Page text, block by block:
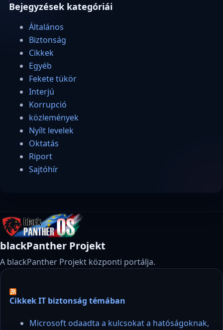
Bejegyzések kategóriái
Általános
Biztonság
Cikkek
Egyéb
Fekete tükör
Interjú
Korrupció
közlemények
Nyílt levelek
Oktatás
Riport
Sajtóhír
blackPanther Projekt
A blackPanther Projekt központi portálja.
Cikkek IT biztonság témában
Microsoft odaadta a kulcsokat a hatóságoknak,